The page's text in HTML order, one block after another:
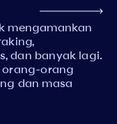
mengamankan
dan banyak lagi.
orang-orang
dan masa